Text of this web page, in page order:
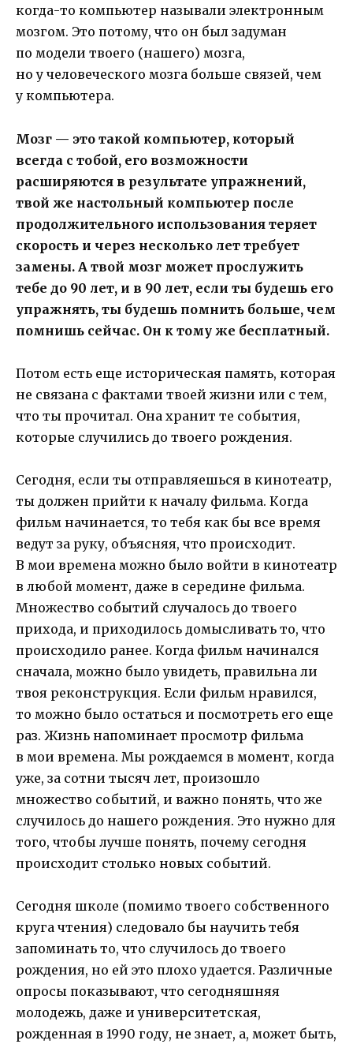
когда-то компьютер называли электронным
мозгом. Это потому, что он был задуман
по модели твоего (нашего) мозга,
но у человеческого мозга больше связей, чем
у компьютера.
Мозг — это такой компьютер, который
всегда с тобой, его возможности
расширяются в результате упражнений,
твой же настольный компьютер после
продолжительного использования теряет
скорость и через несколько лет требует
замены. А твой мозг может прослужить
тебе до 90 лет, и в 90 лет, если ты будешь его
упражнять, ты будешь помнить больше, чем
помнишь сейчас. Он к тому же бесплатный.
Потом есть еще историческая память, которая
не связана с фактами твоей жизни или с тем,
что ты прочитал. Она хранит те события,
которые случились до твоего рождения.
Сегодня, если ты отправляешься в кинотеатр,
ты должен прийти к началу фильма. Когда
фильм начинается, то тебя как бы все время
ведут за руку, объясняя, что происходит.
В мои времена можно было войти в кинотеатр
в любой момент, даже в середине фильма.
Множество событий случалось до твоего
прихода, и приходилось домысливать то, что
происходило ранее. Когда фильм начинался
сначала, можно было увидеть, правильна ли
твоя реконструкция. Если фильм нравился,
то можно было остаться и посмотреть его еще
раз. Жизнь напоминает просмотр фильма
в мои времена. Мы рождаемся в момент, когда
уже, за сотни тысяч лет, произошло
множество событий, и важно понять, что же
случилось до нашего рождения. Это нужно для
того, чтобы лучше понять, почему сегодня
происходит столько новых событий.
Сегодня школе (помимо твоего собственного
круга чтения) следовало бы научить тебя
запоминать то, что случилось до твоего
рождения, но ей это плохо удается. Различные
опросы показывают, что сегодняшняя
молодежь, даже и университетская,
рожденная в 1990 году, не знает, а, может быть,